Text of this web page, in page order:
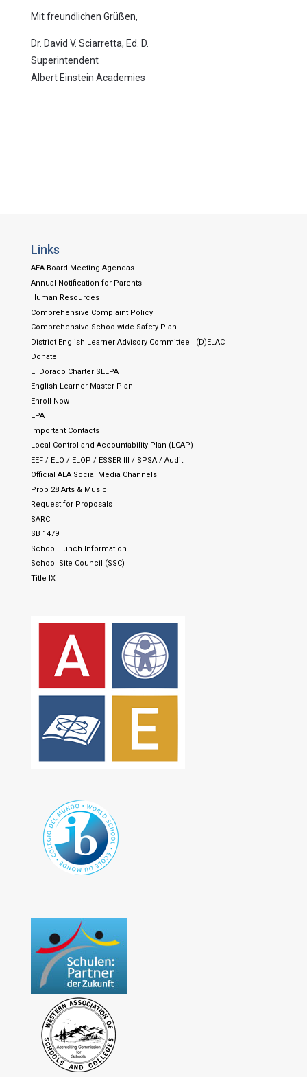
Mit freundlichen Grüßen,
Dr. David V. Sciarretta, Ed. D.
Superintendent
Albert Einstein Academies
Links
AEA Board Meeting Agendas
Annual Notification for Parents
Human Resources
Comprehensive Complaint Policy
Comprehensive Schoolwide Safety Plan
District English Learner Advisory Committee | (D)ELAC
Donate
El Dorado Charter SELPA
English Learner Master Plan
Enroll Now
EPA
Important Contacts
Local Control and Accountability Plan (LCAP)
EEF / ELO / ELOP / ESSER III / SPSA / Audit
Official AEA Social Media Channels
Prop 28 Arts & Music
Request for Proposals
SARC
SB 1479
School Lunch Information
School Site Council (SSC)
Title IX